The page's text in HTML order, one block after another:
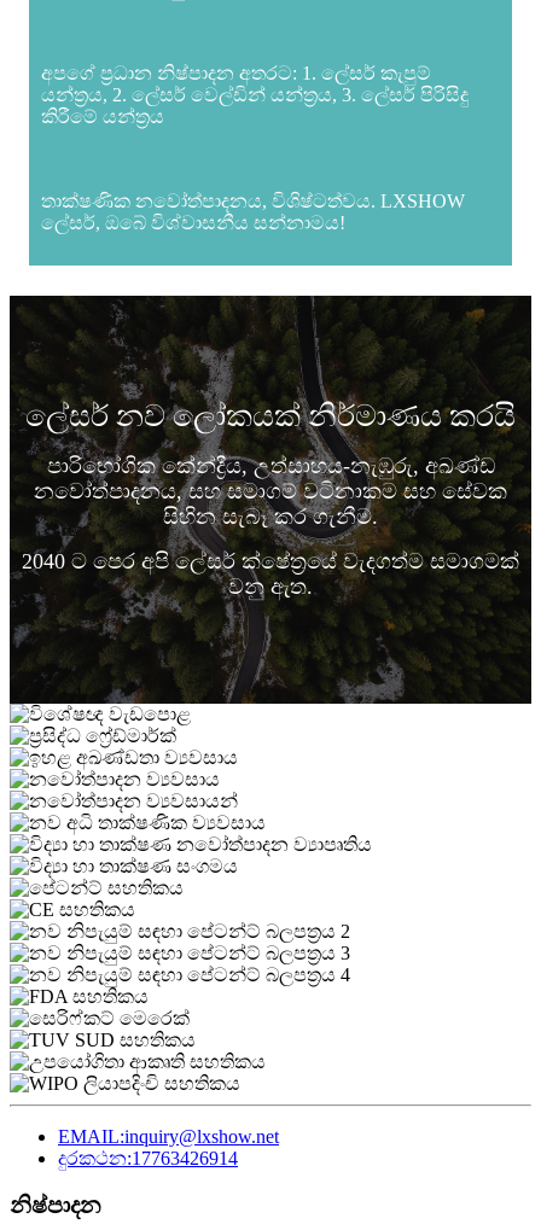
අපගේ ප්‍රධාන නිෂ්පාදන අතරට: 1. ලේසර් කැපුම්
යන්ත්‍රය, 2. ලේසර් වෙල්ඩින් යන්ත්‍රය, 3. ලේසර් පිරිසිදු
කිරීමේ යන්ත්‍රය
තාක්ෂණික නවෝත්පාදනය, විශිෂ්ටත්වය. LXSHOW
ලේසර්, ඔබේ විශ්වාසනීය සන්නාමය!
ලේසර් නව ලෝකයක් නිර්මාණය කරයි
පාරිභෝගික කේන්ද්‍රීය, උත්සාහය-නැඹුරු, අඛණ්ඩ
නවෝත්පාදනය, සහ සමාගම් වටිනාකම සහ සේවක
සිහින සැබෑ කර ගැනීම.
2040 ට පෙර අපි ලේසර් ක්ෂේත්‍රයේ වැදගත්ම සමාගමක්
වනු ඇත.
EMAIL:inquiry@lxshow.net
දුරකථන:17763426914
නිෂ්පාදන